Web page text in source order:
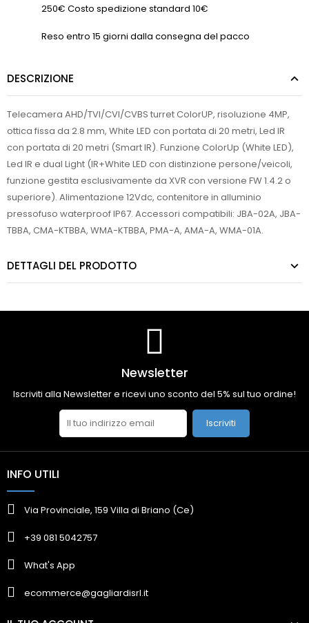
250€ Costo spedizione standard 10€
Reso entro 15 giorni dalla consegna del pacco
DESCRIZIONE
Telecamera AHD/TVI/CVI/CVBS turret ColorUP, risoluzione 4MP,
ottica fissa da 2.8 mm, White LED con portata di 20 metri, Led IR
con portata di 20 metri (Smart IR). Funzione ColorUp (White LED),
Led IR e dual Light (IR+White LED con distinzione persone/veicoli,
funzione gestita esclusivamente da XVR con versione FW 1.4.2 o
superiore). Alimentazione 12Vdc, contenitore in alluminio
pressofuso waterproof IP67. Accessori compatibili: JBA-02A, JBA-
TBBA, CMA-KTBBA, WMA-KTBBA, PMA-A, AMA-A, WMA-01A.
DETTAGLI DEL PRODOTTO
Newsletter
Iscriviti alla Newsletter e ricevi uno sconto del 5% sul tuo ordine!
Iscriviti
INFO UTILI
Via Provinciale, 159 Villa di Briano (Ce)
+39 081 5042757
What's App
ecommerce@gagliardisrl.it